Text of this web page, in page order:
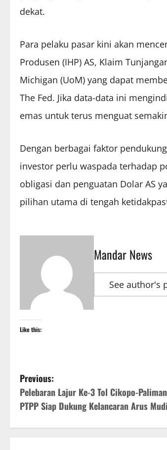
dekat.
Para pelaku pasar kini akan
Produsen (IHP) AS, Klaim
Michigan (UoM) yang dapat
The Fed. Jika data-data ini
emas untuk terus menguat
Dengan berbagai faktor
investor perlu waspada terhadap
obligasi dan penguatan Dolar AS
pilihan utama di tengah
Mandar News
See author's
Like this:
P
o
s
Previous:
Pelebaran Lajur Ke-3 Tol Cikopo-
PTPP Siap Dukung Kelancaran Arus